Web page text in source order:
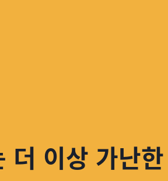
이상 가난